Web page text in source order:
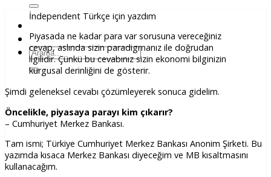
Ara:
İndependent Türkçe için yazdım
Piyasada ne kadar para var sorusuna vereceğiniz
cevap, aslında sizin paradigmanız ile doğrudan
ilgilidir. Çünkü bu cevabınız sizin ekonomi bilginizin
kurgusal derinliğini de gösterir.
Şimdi geleneksel cevabı çözümleyerek sonuca gidelim.
Öncelikle, piyasaya parayı kim çıkarır?
– Cumhuriyet Merkez Bankası.
Tam ismi; Türkiye Cumhuriyet Merkez Bankası Anonim Şirketi. Bu
yazımda kısaca Merkez Bankası diyeceğim ve MB kısaltmasını
kullanacağım.